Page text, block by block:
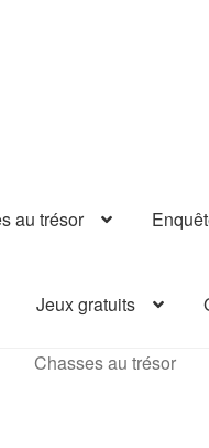
au trésor
Jeux gratuits
Chasses au trésor